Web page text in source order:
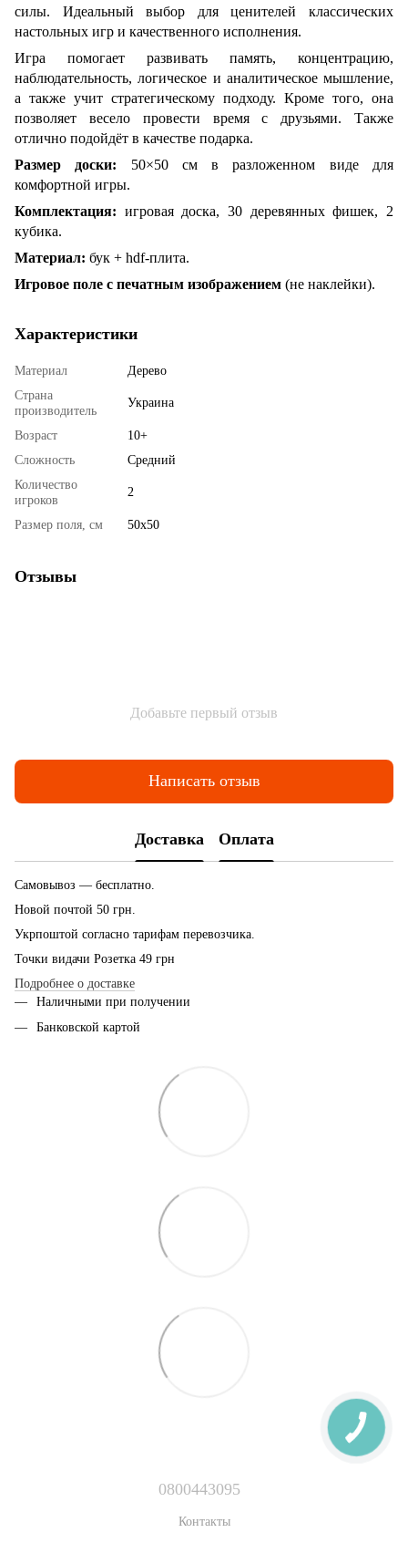
силы. Идеальный выбор для ценителей классических
настольных игр и качественного исполнения.
Игра помогает развивать память, концентрацию,
наблюдательность, логическое и аналитическое мышление,
а также учит стратегическому подходу. Кроме того, она
позволяет весело провести время с друзьями. Также
отлично подойдёт в качестве подарка.
Размер доски: 50×50 см в разложенном виде для
комфортной игры.
Комплектация: игровая доска, 30 деревянных фишек, 2
кубика.
Материал: бук + hdf-плита.
Игровое поле с печатным изображением (не наклейки).
Характеристики
Материал
Дерево
Страна
производитель
Украина
Возраст
10+
Сложность
Средний
Количество
игроков
2
Размер поля, см 50x50
Отзывы
Добавьте первый отзыв
Написать отзыв
Доставка Оплата
Самовывоз — бесплатно.
Новой почтой 50 грн.
Укрпоштой согласно тарифам перевозчика.
Точки видачи Розетка 49 грн
Подробнее о доставке
Наличными при получении
Банковской картой
0800443095
Контакты